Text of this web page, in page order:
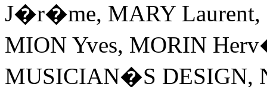
J�r�me, MARY Laurent,
MION Yves, MORIN
MUSICIAN�S DESIGN,